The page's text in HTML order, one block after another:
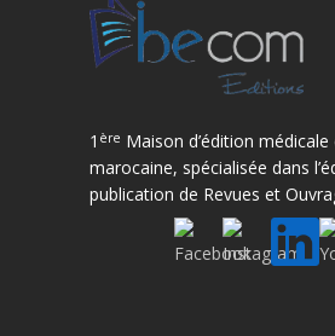
1 ère Maison d’édition
marocaine, spécialisée dans
publication de Revues et